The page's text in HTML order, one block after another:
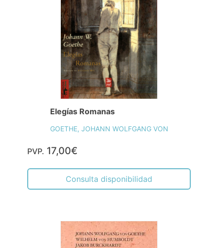
Elegías Romanas
GOETHE, JOHANN WOLFGANG VON
PVP. 17,00€
Consulta disponibilidad